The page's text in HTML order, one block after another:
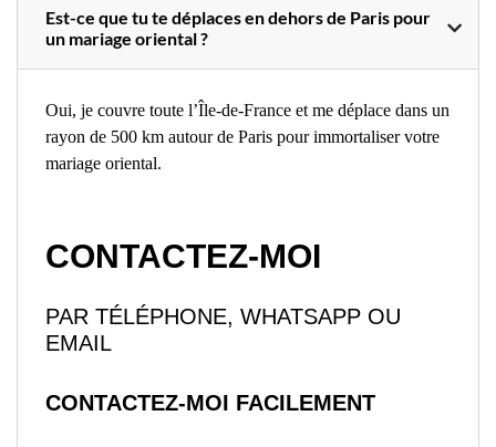
Est-ce que tu te déplaces en dehors de Paris pour
un mariage oriental ?
Oui, je couvre toute l’Île-de-France et me déplace dans un
rayon de 500 km autour de Paris pour immortaliser votre
mariage oriental.
CONTACTEZ-MOI
PAR TÉLÉPHONE, WHATSAPP OU
EMAIL
CONTACTEZ-MOI FACILEMENT